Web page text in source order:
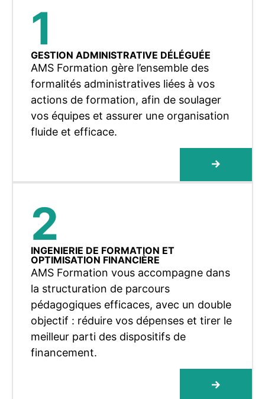
1
GESTION ADMINISTRATIVE DÉLÉGUÉE
AMS Formation gère l’ensemble des
formalités administratives liées à vos
actions de formation, afin de soulager
vos équipes et assurer une organisation
fluide et efficace.
2
INGENIERIE DE FORMATION ET
OPTIMISATION FINANCIÈRE
AMS Formation vous accompagne dans
la structuration de parcours
pédagogiques efficaces, avec un double
objectif : réduire vos dépenses et tirer le
meilleur parti des dispositifs de
financement.